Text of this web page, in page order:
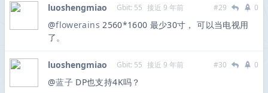
luoshengmiao Gbit: 55 接近 9 年前 #29 0
@flowerains 2560*1600 最少30寸， 可以当电视用
了。
luoshengmiao Gbit: 55 接近 9 年前 #30 0
@蓝子 DP也支持4K吗？